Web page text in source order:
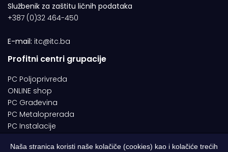
Službenik za zaštitu ličnih podataka
+387 (0)32 464-450
E-mail: itc@itc.ba
Profitni centri grupacije
PC Poljoprivreda
ONLINE shop
PC Građevina
PC Metaloprerada
PC Instalacije
Naša stranica koristi naše kolačiče (cookies) kao i kolačiće trećih